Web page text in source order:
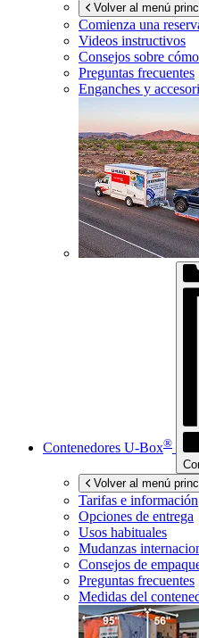
Volver al menú
Comienza una
Videos instructivos
Consejos sobre
Preguntas frecuentes
Enganches y
Contenedores U-Box®
Volver al menú
Tarifas e información
Opciones de entrega
Usos habituales
Mudanzas
Consejos de
Preguntas frecuentes
Medidas del